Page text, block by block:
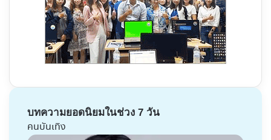
บทความยอดนิยมในช่วง 7 วัน
คนบันเทิง